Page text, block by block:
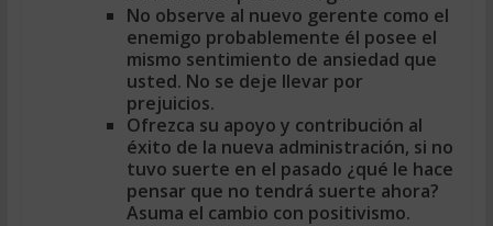
No observe al nuevo gerente como el
enemigo probablemente él posee el
mismo sentimiento de ansiedad que
usted. No se deje llevar por
prejuicios.
Ofrezca su apoyo y contribución al
éxito de la nueva administración, si no
tuvo suerte en el pasado ¿qué le hace
pensar que no tendrá suerte ahora?
Asuma el cambio con positivismo.